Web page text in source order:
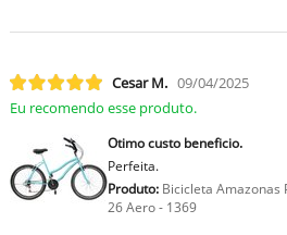
Cesar M. 09/04/2025
Eu recomendo esse produto.
Otimo custo beneficio.
Perfeita.
Produto:Bicicleta Amazonas
26 Aero - 1369